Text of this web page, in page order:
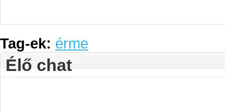
Tag-ek: érme
Élő chat